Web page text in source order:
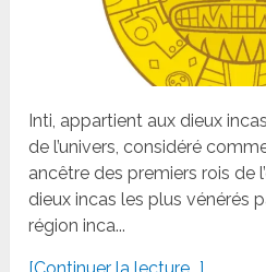
Inti, appartient aux dieux
de l’univers, considéré
ancêtre des premiers rois de
dieux incas les plus vénérés
région inca...